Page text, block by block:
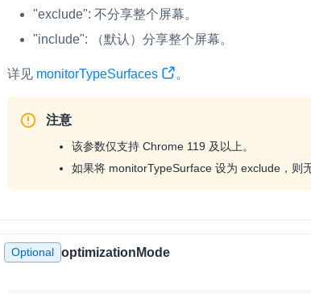
"exclude": 不分享整个屏幕。
"include": （默认）分享整个屏幕。
详见 monitorTypeSurfaces 。
注意
该参数仅支持 Chrome 119 及以上。
如果将 monitorTypeSurface 设为 exclude，则
Optional optimizationMode